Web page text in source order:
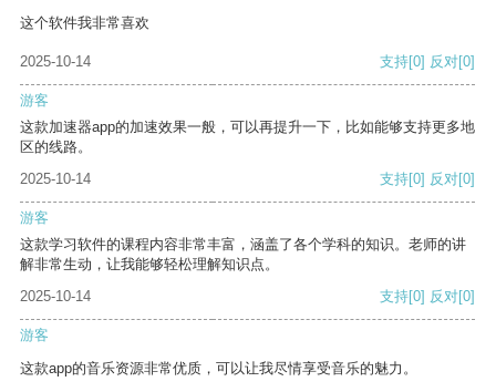
这个软件我非常喜欢
2025-10-14 支持[0] 反对[0]
游客
这款加速器app的加速效果一般，可以再提升一下，比如能够支持更多地
区的线路。
2025-10-14
支持[0] 反对[0]
游客
这款学习软件的课程内容非常丰富，涵盖了各个学科的知识。老师的讲
解非常生动，让我能够轻松理解知识点。
2025-10-14
支持[0] 反对[0]
游客
这款app的音乐资源非常优质，可以让我尽情享受音乐的魅力。